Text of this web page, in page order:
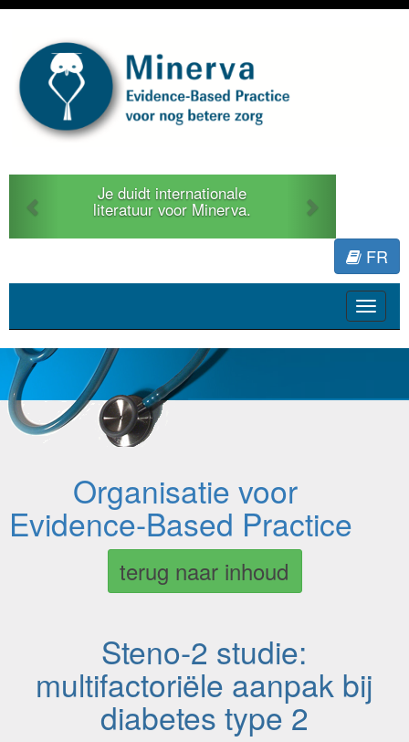
Je duidt internationale
literatuur voor Minerva.
Previous
FR
Toggle
Organisatie voor
Evidence-Based Practice
terug naar inhoud
Steno-2 studie:
multifactoriële aanpak bij
diabetes type 2